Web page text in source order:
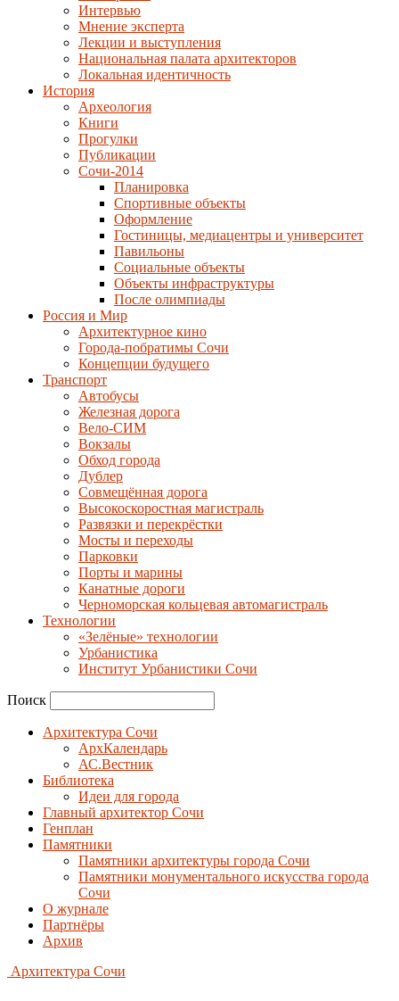
Интервью
Мнение эксперта
Лекции и выступления
Национальная палата архитекторов
Локальная идентичность
История
Археология
Книги
Прогулки
Публикации
Сочи-2014
Планировка
Спортивные объекты
Оформление
Гостиницы, медиацентры и университет
Павильоны
Социальные объекты
Объекты инфраструктуры
После олимпиады
Россия и Мир
Архитектурное кино
Города-побратимы Сочи
Концепции будущего
Транспорт
Автобусы
Железная дорога
Вело-СИМ
Вокзалы
Обход города
Дублер
Совмещённая дорога
Высокоскоростная магистраль
Развязки и перекрёстки
Мосты и переходы
Парковки
Порты и марины
Канатные дороги
Черноморская кольцевая автомагистраль
Технологии
«Зелёные» технологии
Урбанистика
Институт Урбанистики Сочи
Поиск
Архитектура Сочи
АрхКалендарь
АС.Вестник
Библиотека
Идеи для города
Главный архитектор Сочи
Генплан
Памятники
Памятники архитектуры города Сочи
Памятники монументального искусства города
Сочи
О журнале
Партнёры
Архив
Архитектура Сочи